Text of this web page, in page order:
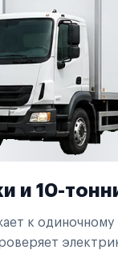
и 10-
к одиночному